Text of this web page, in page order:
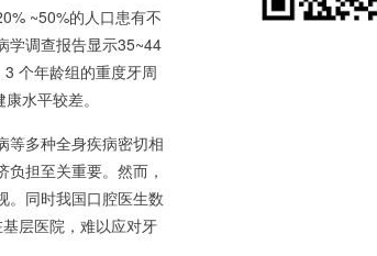
~50%的人口患有不
学调查报告显示35~44
个年龄组的重度牙周
水平较差。
等多种全身疾病密切相
担至关重要。然而，
。同时我国口腔医生数
层医院，难以应对牙